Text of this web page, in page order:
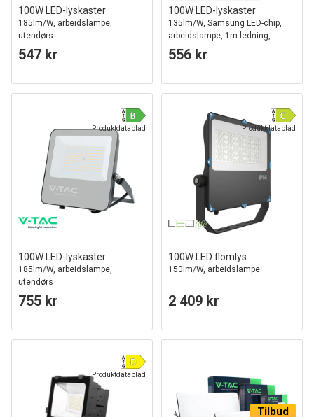
100W LED-lyskaster
185lm/W, arbeidslampe,
utendørs
547 kr
100W LED-lyskaster
135lm/W, Samsung LED-chip,
arbeidslampe, 1m ledning,
utendørs
556 kr
Produktdatablad
100W LED-lyskaster
185lm/W, arbeidslampe,
utendørs
755 kr
Produktdatablad
100W LED flomlys
150lm/W, arbeidslampe
2 409 kr
Produktdatablad
Tilbud